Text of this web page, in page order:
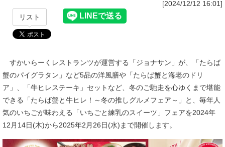
[2024/12/12 16:01]
リスト
すかいらーくレストランツが運営する「ジョナサン」が、「たらば
蟹のパイグラタン」など5品の洋風膳や「たらば蟹と海老のドリ
ア」、「牛ヒレステーキ」セットなど、冬のご馳走を心ゆくまで堪能
できる「たらば蟹と牛ヒレ！～冬の推しグルメフェア～」と、毎年人
気のいちごが味わえる「いちごと練乳のスイーツ」フェアを2024年
12月14日(木)から2025年2月26日(水)まで開催します。